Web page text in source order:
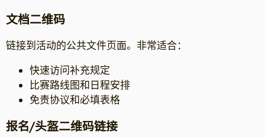
文档二维码
链接到活动的公共文件页面。非常适合：
快速访问补充规定
比赛路线图和日程安排
免责协议和必填表格
报名/头盔二维码链接